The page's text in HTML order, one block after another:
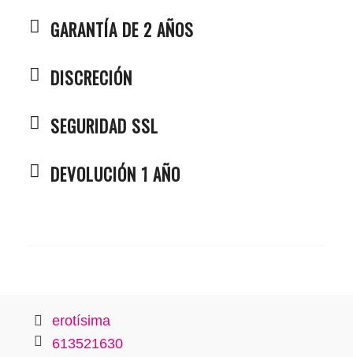
GARANTÍA DE 2 AÑOS
DISCRECIÓN
SEGURIDAD SSL
DEVOLUCIÓN 1 AÑO
erotísima
613521630